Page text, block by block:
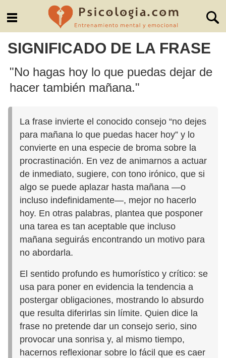
SIGNIFICADO DE LA FRASE
"No hagas hoy lo que puedas dejar de
hacer también mañana."
La frase invierte el conocido consejo “no dejes
para mañana lo que puedas hacer hoy” y lo
convierte en una especie de broma sobre la
procrastinación. En vez de animarnos a actuar
de inmediato, sugiere, con tono irónico, que si
algo se puede aplazar hasta mañana —o
incluso indefinidamente—, mejor no hacerlo
hoy. En otras palabras, plantea que posponer
una tarea es tan aceptable que incluso
mañana seguirás encontrando un motivo para
no abordarla.
El sentido profundo es humorístico y crítico: se
usa para poner en evidencia la tendencia a
postergar obligaciones, mostrando lo absurdo
que resulta diferirlas sin límite. Quien dice la
frase no pretende dar un consejo serio, sino
provocar una sonrisa y, al mismo tiempo,
hacernos reflexionar sobre lo fácil que es caer